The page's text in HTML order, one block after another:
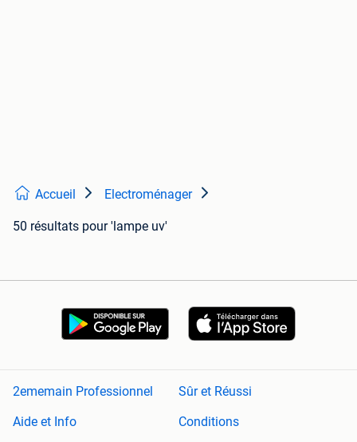
Accueil Electroménager
50 résultats pour 'lampe uv'
2ememain Professionnel
Sûr et Réussi
Aide et Info
Conditions